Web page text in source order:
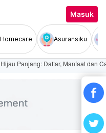
Masuk
Homecare Asuransiku
Panjang: Daftar, Manfaat dan